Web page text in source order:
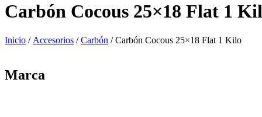
Carbón Cocous 25×18 Flat 1
Inicio / Accesorios /Carbón / Carbón Cocous 25×18 Flat 1 Kilo
Marca